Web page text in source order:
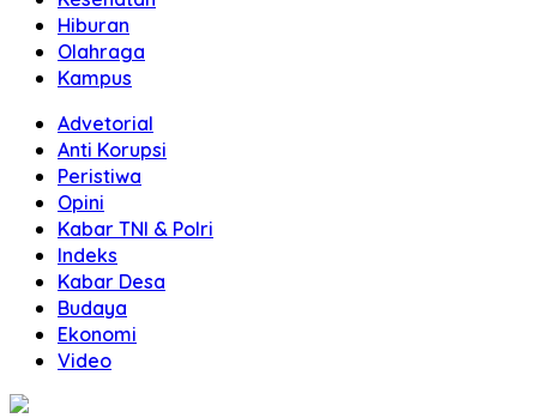
Hiburan
Olahraga
Kampus
Advetorial
Anti Korupsi
Peristiwa
Opini
Kabar TNI & Polri
Indeks
Kabar Desa
Budaya
Ekonomi
Video